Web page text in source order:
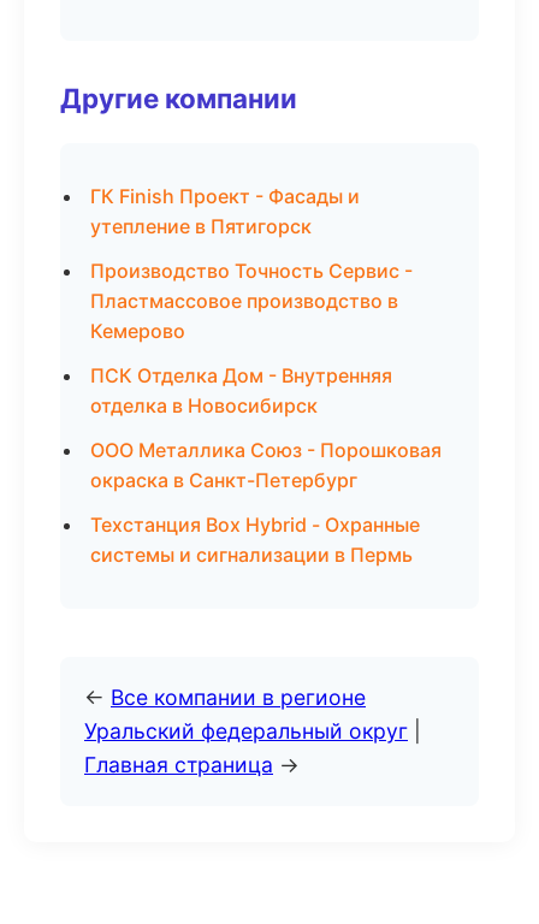
Другие компании
ГК Finish Проект - Фасады и
утепление в Пятигорск
Производство Точность Сервис -
Пластмассовое производство в
Кемерово
ПСК Отделка Дом - Внутренняя
отделка в Новосибирск
ООО Металлика Союз - Порошковая
окраска в Санкт-Петербург
Техстанция Box Hybrid - Охранные
системы и сигнализации в Пермь
← Все компании в регионе
Уральский федеральный округ
Главная страница →